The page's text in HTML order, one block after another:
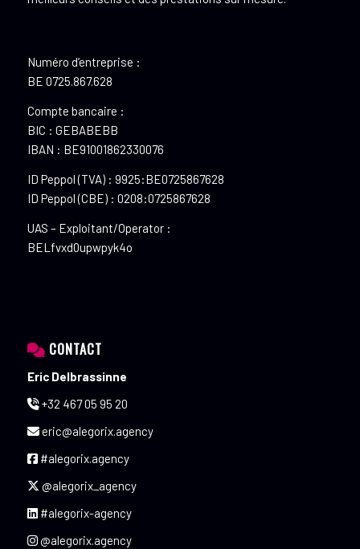
Numéro d’entreprise :
BE 0725.867.628
Compte bancaire :
BIC : GEBABEBB
IBAN : BE91001862330076
ID Peppol (TVA) : 9925:BE0725867628
ID Peppol (CBE) : 0208:0725867628
UAS – Exploitant/Operator :
BELfvxd0upwpyk4o
CONTACT
Eric Delbrassinne
+32 467 05 95 20
eric@alegorix.agency
#alegorix.agency
@alegorix_agency
#alegorix-agency
@alegorix.agency